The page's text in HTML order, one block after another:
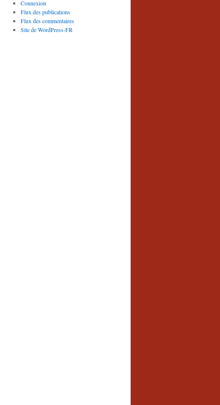
Connexion
Flux des publications
Flux des commentaires
Site de WordPress-FR